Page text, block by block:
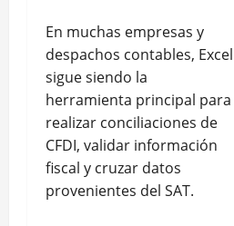
En muchas empresas y
despachos contables, Excel
sigue siendo la
herramienta principal para
realizar conciliaciones de
CFDI, validar información
fiscal y cruzar datos
provenientes del SAT.